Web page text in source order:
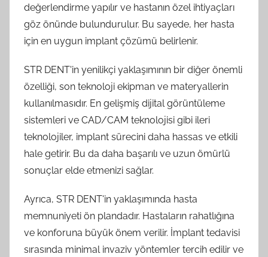
değerlendirme yapılır ve hastanın özel ihtiyaçları
göz önünde bulundurulur. Bu sayede, her hasta
için en uygun implant çözümü belirlenir.
STR DENT'in yenilikçi yaklaşımının bir diğer önemli
özelliği, son teknoloji ekipman ve materyallerin
kullanılmasıdır. En gelişmiş dijital görüntüleme
sistemleri ve CAD/CAM teknolojisi gibi ileri
teknolojiler, implant sürecini daha hassas ve etkili
hale getirir. Bu da daha başarılı ve uzun ömürlü
sonuçlar elde etmenizi sağlar.
Ayrıca, STR DENT'in yaklaşımında hasta
memnuniyeti ön plandadır. Hastaların rahatlığına
ve konforuna büyük önem verilir. İmplant tedavisi
sırasında minimal invaziv yöntemler tercih edilir ve